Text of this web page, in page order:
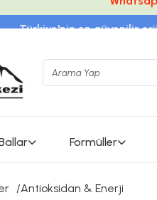
Türkiye'nin en güvenilir
Formüller
Antioksidan & Enerji